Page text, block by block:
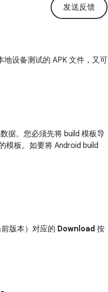
发送反馈
设备测试的 APK 文件，又可
据。您必须先将 build 模板导
模板。如要将 Android build
版本）对应的 Download 按